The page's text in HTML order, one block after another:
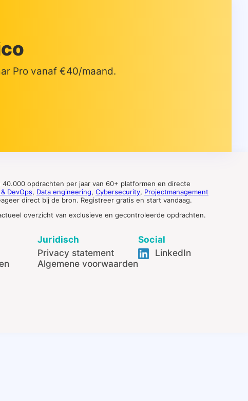
Pro vanaf €40/maand.
opdrachten per jaar van 60+ platformen en directe
DevOps, Data engineering, Cybersecurity, Projectmanagement
direct bij de bron. Registreer gratis en start vandaag.
overzicht van exclusieve en gecontroleerde opdrachten.
Juridisch
Privacy statement
Algemene voorwaarden
Social
LinkedIn